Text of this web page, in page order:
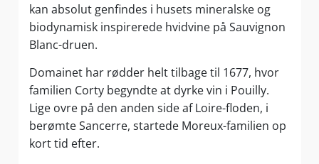
kan absolut genfindes i husets mineralske og
biodynamisk inspirerede hvidvine på Sauvignon
Blanc-druen.
Domainet har rødder helt tilbage til 1677, hvor
familien Corty begyndte at dyrke vin i Pouilly.
Lige ovre på den anden side af Loire-floden, i
berømte Sancerre, startede Moreux-familien op
kort tid efter.